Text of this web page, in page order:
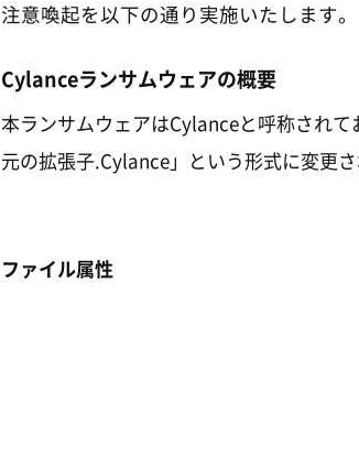
注意喚起を以下の通り実施いたします。
Cylanceランサムウェアの概要
本ランサムウェアはCylanceと呼称されて
元の拡張子.Cylance」という形式に変更
ファイル属性